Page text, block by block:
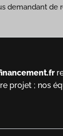
demandant
projet ; nos